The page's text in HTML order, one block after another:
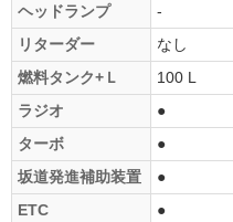
ヘッドランプ
-
リターダー
なし
燃料タンク+Ｌ
100 L
ラジオ
●
ターボ
●
坂道発進補助装置
●
ETC
●